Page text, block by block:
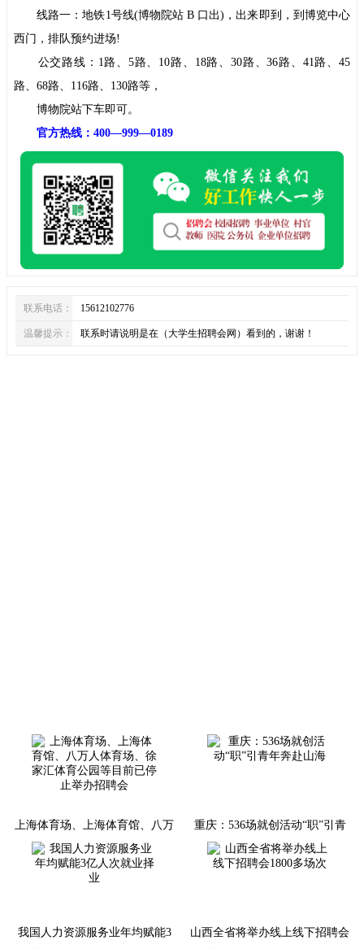
线路一：地铁1号线(博物院站 B 口出)，出来即到，到博览中心
西门，排队预约进场!
公交路线：1路、5路、10路、18路、30路、36路、41路、45
路、68路、116路、130路等，
博物院站下车即可。
官方热线：400—999—0189
联系电话： 15612102776
温馨提示： 联系时请说明是在（大学生招聘会网）看到的，谢谢！
上海体育场、上海体育馆、八万
人体育场、徐家汇体育公园等目
前已停止举办招聘会
重庆：536场就创活动“职”引青
年奔赴山海
我国人力资源服务业年均赋能3 山西全省将举办线上线下招聘会